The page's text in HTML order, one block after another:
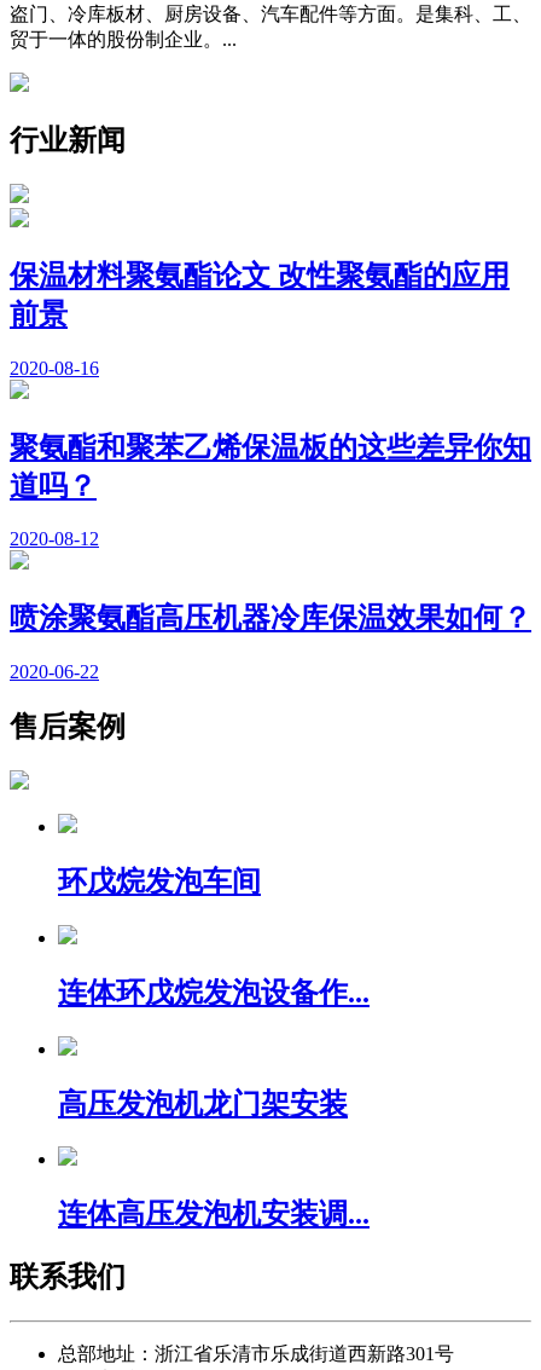
盗门、冷库板材、厨房设备、汽车配件等方面。是集科、工、
贸于一体的股份制企业。...
行业新闻
保温材料聚氨酯论文 改性聚氨酯的应用
前景
2020-08-16
聚氨酯和聚苯乙烯保温板的这些差异你知
道吗？
2020-08-12
喷涂聚氨酯高压机器冷库保温效果如何？
2020-06-22
售后案例
环戊烷发泡车间
连体环戊烷发泡设备作...
高压发泡机龙门架安装
连体高压发泡机安装调...
联系我们
总部地址：浙江省乐清市乐成街道西新路301号